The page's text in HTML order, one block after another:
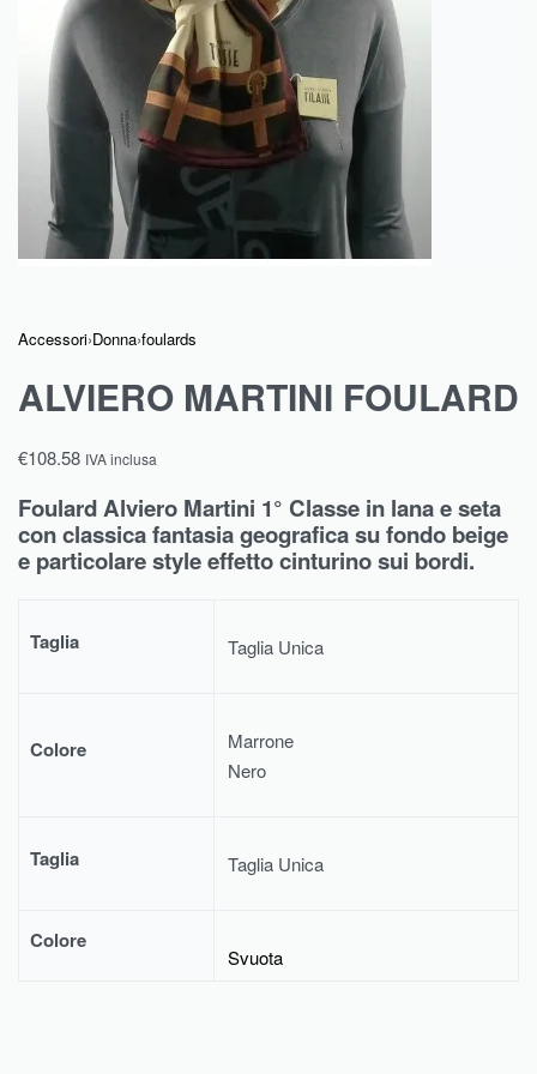
Accessori›Donna›foulards
ALVIERO MARTINI FOULARD
€108.58 IVA inclusa
Foulard Alviero Martini 1° Classe in lana e seta
con classica fantasia geografica su fondo beige
e particolare style effetto cinturino sui bordi.
Taglia Taglia Unica
Colore
Marrone
Nero
Taglia Taglia Unica
Colore
Svuota